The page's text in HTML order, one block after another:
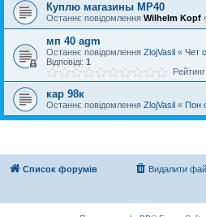
Куплю магазины МР40
Останнє повідомлення Wilhelm Kopf
мп 40 agm
Останнє повідомлення ZlojVasil « Чет
Відповіді: 1
кар 98к
Останнє повідомлення ZlojVasil « Пон
Список форумів Видалити